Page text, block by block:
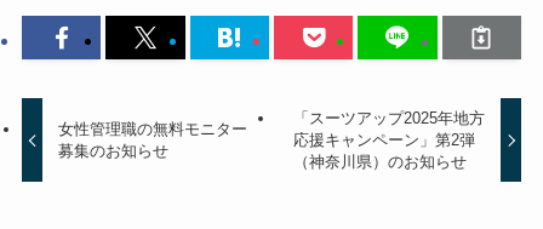
女性管理職の無料モニター
募集のお知らせ
「スーツアップ2025年地方
応援キャンペーン」第2弾
（神奈川県）のお知らせ